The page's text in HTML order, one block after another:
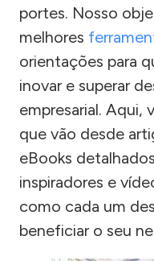
portes. Nosso
melhores
orientações para
inovar e superar
empresarial. Aqui,
que vão desde
eBooks
inspiradores e
como cada um
beneficiar o seu